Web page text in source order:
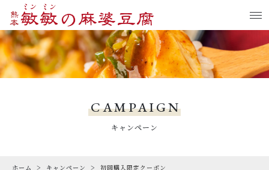
お気に入り LOGIN
CHECKED PRODUCTS
CAMPAIGN
キャンペーン
ホーム キャンペーン 初回購入限定クーポン